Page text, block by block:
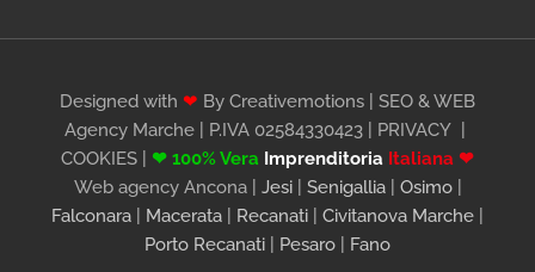
Designed with ❤ By Creativemotions | SEO & WEB
Agency Marche | P.IVA 02584330423 | PRIVACY
COOKIES
❤ 100% Vera Imprenditoria Italiana ❤
Web agency Ancona | Jesi| Senigallia| Osimo|
Falconara
Macerata Recanati Civitanova Marche
Porto Recanati
Pesaro Fano